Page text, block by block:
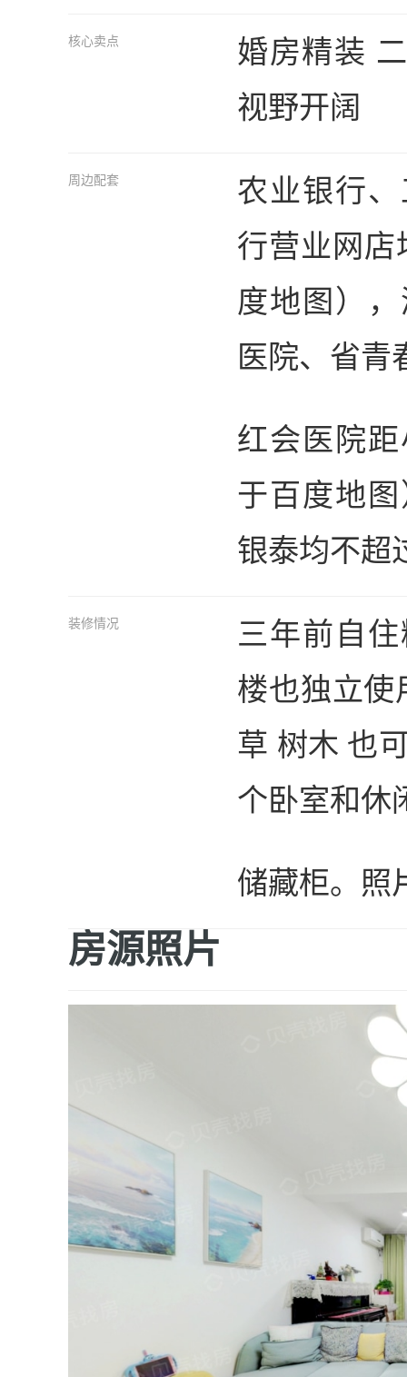
核心卖点
婚房精装
视野开阔
周边配套
农业银行
行营业网店
度地图）
医院、省青
红会医院
于百度地
银泰均不超
装修情况
三年前自
楼也独立使
草 树木 也
个卧室和休
储藏柜。照
房源照片